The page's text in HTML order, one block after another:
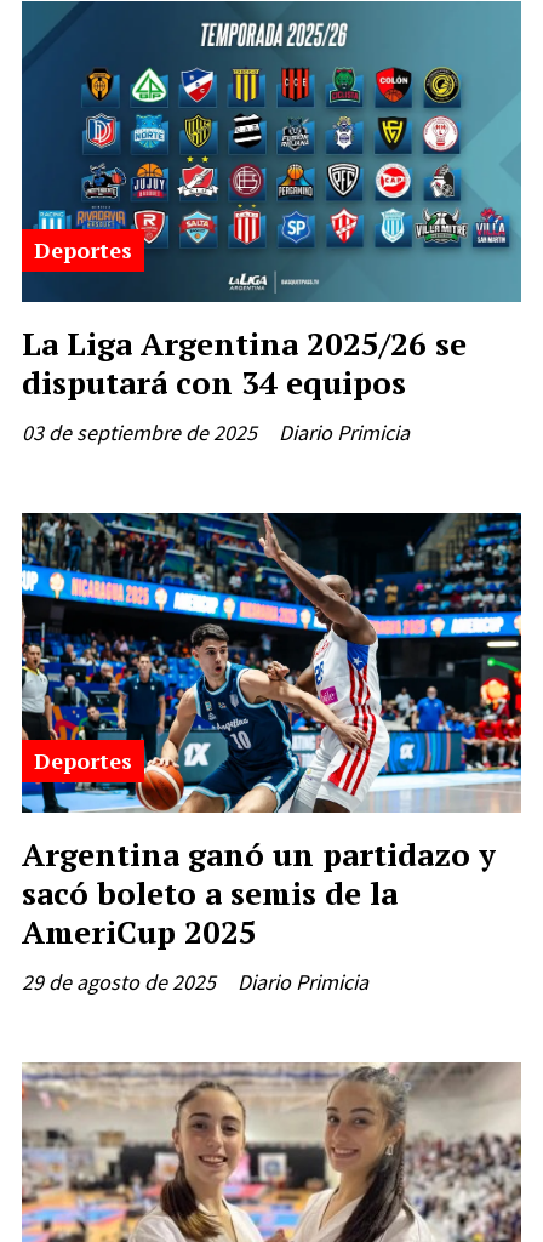
La Liga Argentina 2025/26 se
disputará con 34 equipos
Diario Primicia
Deportes
03 de septiembre de 2025
Argentina ganó un partidazo y
sacó boleto a semis de la
AmeriCup 2025
Diario Primicia
Deportes
29 de agosto de 2025